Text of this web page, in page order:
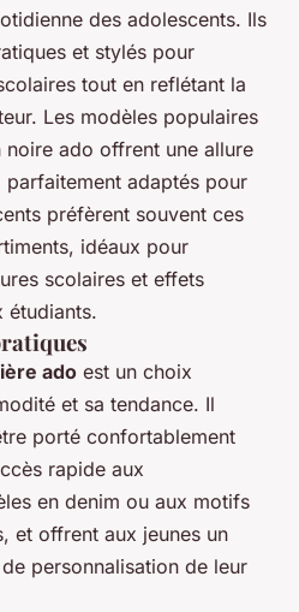
des adolescents. Ils
et stylés pour
tout en reflétant la
Les modèles populaires
noire ado offrent une allure
adaptés pour
préfèrent souvent ces
idéaux pour
scolaires et effets
étudiants.
ado est un choix
et sa tendance. Il
porté confortablement
rapide aux
en denim ou aux motifs
et offrent aux jeunes un
personnalisation de leur